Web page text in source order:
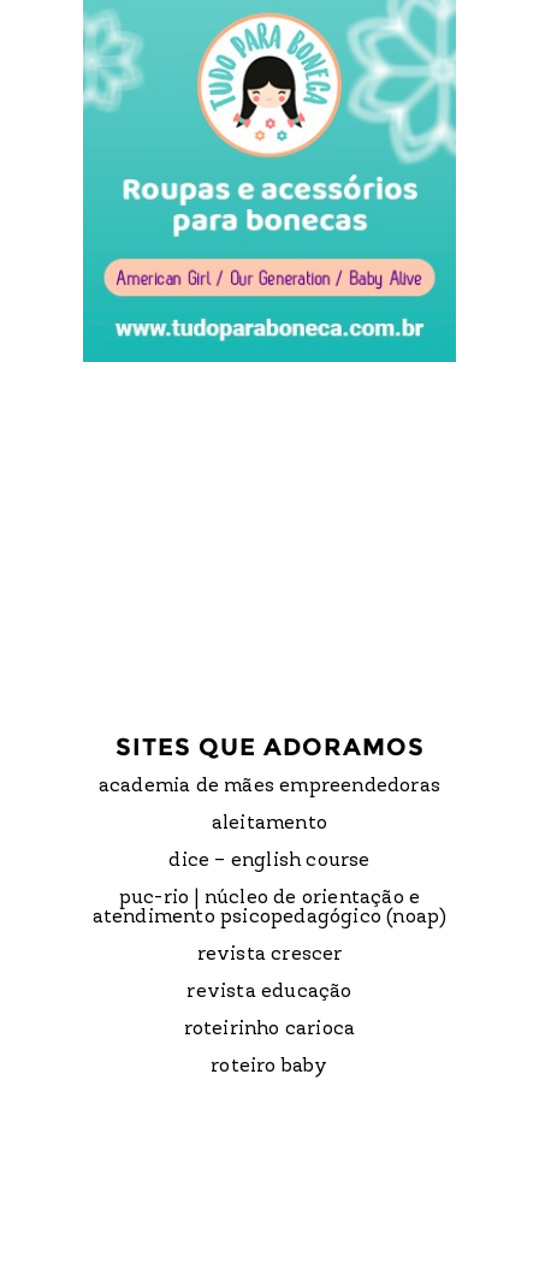
SITES QUE ADORAMOS
academia de mães empreendedoras
aleitamento
dice – english course
puc-rio | núcleo de orientação e
atendimento psicopedagógico (noap)
revista crescer
revista educação
roteirinho carioca
roteiro baby